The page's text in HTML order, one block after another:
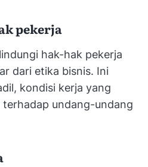
pekerja
hak-hak pekerja
dari etika bisnis. Ini
kondisi kerja yang
undang-undang